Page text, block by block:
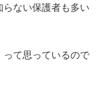
ない保護者も多い
って思っているので